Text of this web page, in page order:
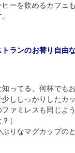
ーを飲めるカフェ
トランのお替り自由
ってる、何杯でも
ししっかりしたカ
ァミレスも同じよ
）
りなマグカップの